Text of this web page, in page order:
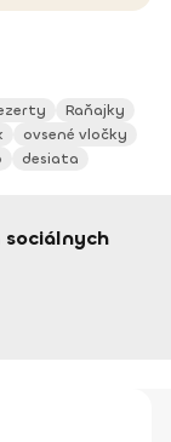
Raňajky
ovsené vločky
desiata
sociálnych